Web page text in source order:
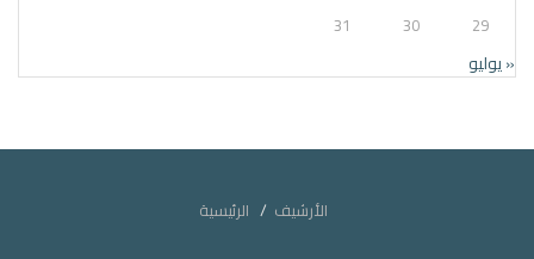
29
30
31
« يوليو
الأرشيف الرئيسية